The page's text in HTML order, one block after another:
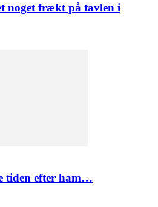
noget frækt på tavlen i
tiden efter ham…